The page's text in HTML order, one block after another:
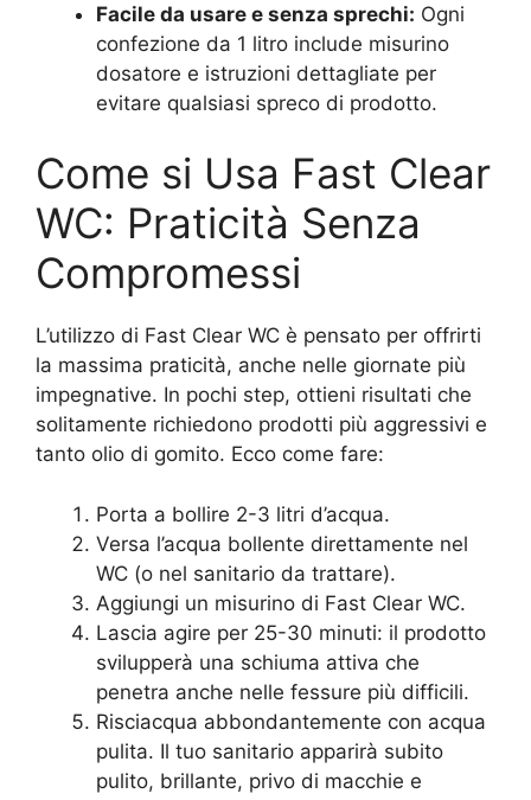
Facile da usare e senza sprechi: Ogni
confezione da 1 litro include misurino
dosatore e istruzioni dettagliate per
evitare qualsiasi spreco di prodotto.
Come si Usa Fast Clear
WC: Praticità Senza
Compromessi
L’utilizzo di Fast Clear WC è pensato per offrirti
la massima praticità, anche nelle giornate più
impegnative. In pochi step, ottieni risultati che
solitamente richiedono prodotti più aggressivi e
tanto olio di gomito. Ecco come fare:
Porta a bollire 2-3 litri d’acqua.
Versa l’acqua bollente direttamente nel
WC (o nel sanitario da trattare).
Aggiungi un misurino di Fast Clear WC.
Lascia agire per 25-30 minuti: il prodotto
svilupperà una schiuma attiva che
penetra anche nelle fessure più difficili.
Risciacqua abbondantemente con acqua
pulita. Il tuo sanitario apparirà subito
pulito, brillante, privo di macchie e